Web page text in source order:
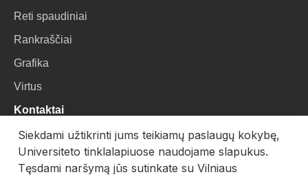
Reti spaudiniai
Rankraščiai
Grafika
Virtus
Kontaktai
VU Biblioteka
Universiteto g. 3, LT-01122, Vilnius
Siekdami užtikrinti jums teikiamų paslaugų kokybę,
Universiteto tinklalapiuose naudojame slapukus.
Tęsdami naršymą jūs sutinkate su Vilniaus